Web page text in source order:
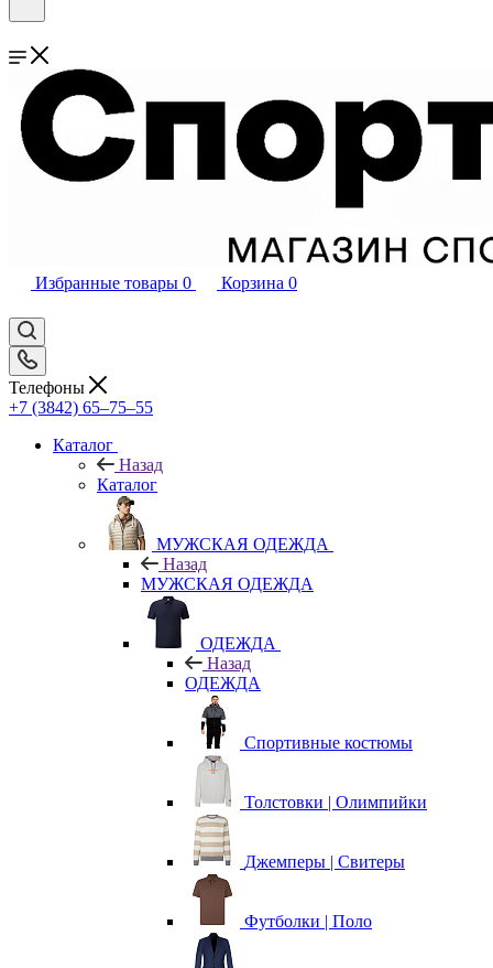
Избранные товары 0 Корзина 0
Телефоны
+7 (3842) 65–75–55
Каталог
Назад
Каталог
МУЖСКАЯ ОДЕЖДА
Назад
МУЖСКАЯ ОДЕЖДА
ОДЕЖДА
Назад
ОДЕЖДА
Спортивные костюмы
Толстовки | Олимпийки
Джемперы | Свитеры
Футболки | Поло